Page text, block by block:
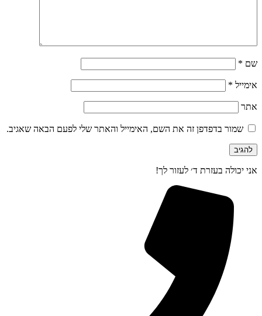
שם *
אימייל *
אתר
שמור בדפדפן זה את השם, האימייל והאתר שלי לפעם הבאה שאגיב.
אני יכולה בעזרת ד׳ לעזור לך!